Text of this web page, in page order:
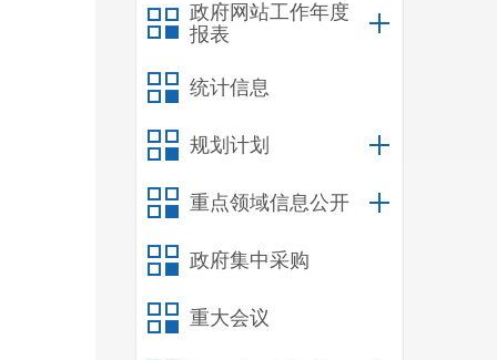
政府网站工作年度
报表
统计信息
规划计划
重点领域信息公开
政府集中采购
重大会议